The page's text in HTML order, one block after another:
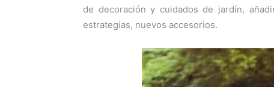
de decoración y cuidados de jardín,
estrategias, nuevos accesorios.